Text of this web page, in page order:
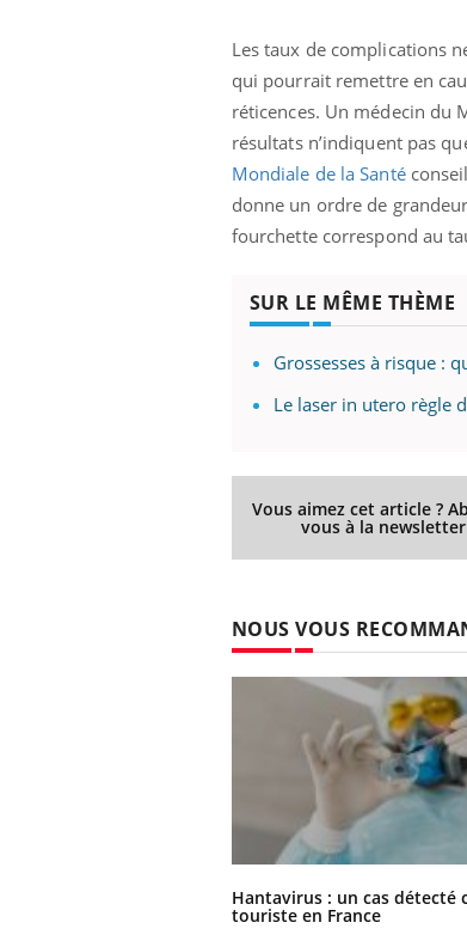
Les taux de complications
qui pourrait remettre en
réticences. Un médecin du
résultats n’indiquent pas
Mondiale de la Santé
donne un ordre de
fourchette correspond au
SUR LE MÊME THÈME
Grossesses à risque :
Le laser in utero règle
Vous aimez cet article ?
vous à la
NOUS VOUS
Hantavirus : un cas détecté
touriste en France
Carence en fer : comprendre pour
Youtube
Fatigue, irritabilité, brouillard mental ou
même alopécie… Les symptômes de la